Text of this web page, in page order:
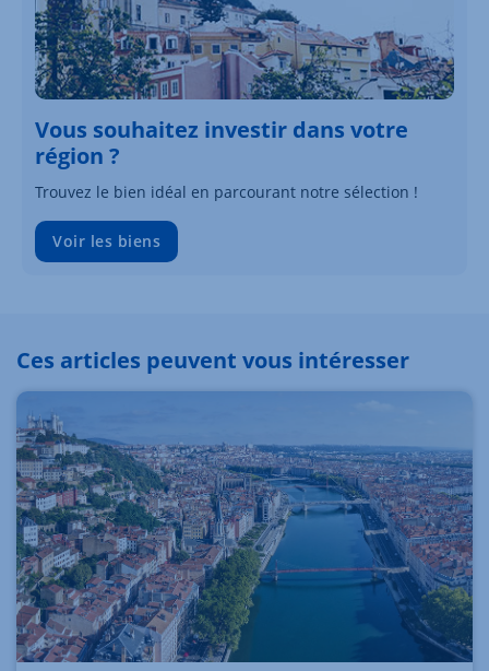
Vous souhaitez investir dans votre
région ?
Trouvez le bien idéal en parcourant notre sélection !
Voir les biens
Ces articles peuvent vous intéresser